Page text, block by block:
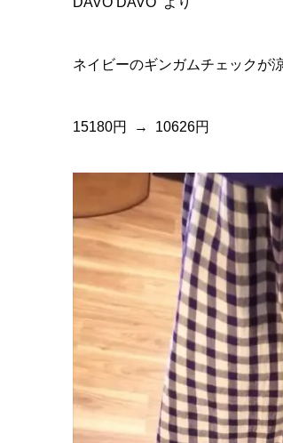
ネイビーのギンガムチェックが
15180円 → 10626円